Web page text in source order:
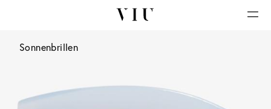
Sonnenbrillen